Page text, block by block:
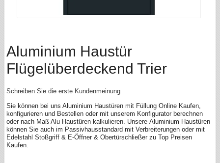
Aluminium Haustür
Flügelüberdeckend Trier
Schreiben Sie die erste Kundenmeinung
Sie können bei uns Aluminium Haustüren mit Füllung Online Kaufen,
konfigurieren und Bestellen oder mit unserem Konfigurator berechnen
oder nach Maß Alu Haustüren kalkulieren. Unsere Aluminium Haustüren
können Sie auch im Passivhausstandard mit Verbreiterungen oder mit
Edelstahl Stoßgriff & E-Öffner & Obertürschließer zu Top Preisen
Kaufen.